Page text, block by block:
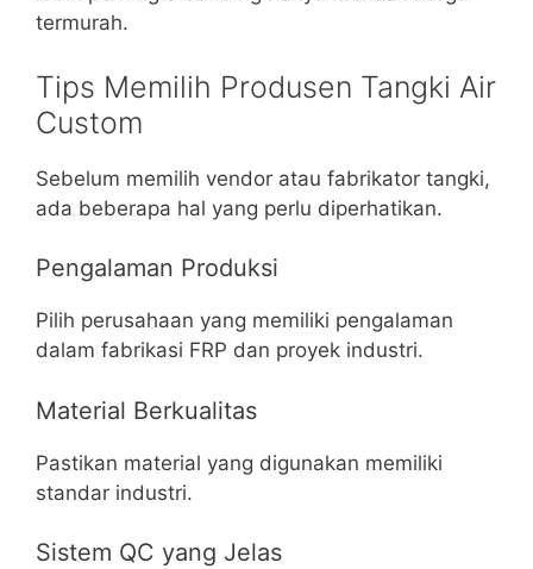
termurah.
Tips Memilih Produsen Tangki Air
Custom
Sebelum memilih vendor atau fabrikator tangki,
ada beberapa hal yang perlu diperhatikan.
Pengalaman Produksi
Pilih perusahaan yang memiliki pengalaman
dalam fabrikasi FRP dan proyek industri.
Material Berkualitas
Pastikan material yang digunakan memiliki
standar industri.
Sistem QC yang Jelas